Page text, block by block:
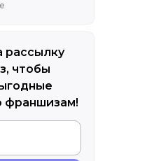
рассылку
чтобы
франшизам!